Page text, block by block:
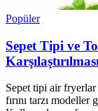
Popüler
Sepet Tipi ve
Sepet tipi air
fırını tarzı